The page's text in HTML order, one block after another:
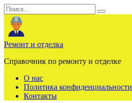
Перейти
к
содержанию
Search
for:
Ремонт и отделка
Справочник по ремонту и отделке
О нас
Политика конфиденциальности
Контакты